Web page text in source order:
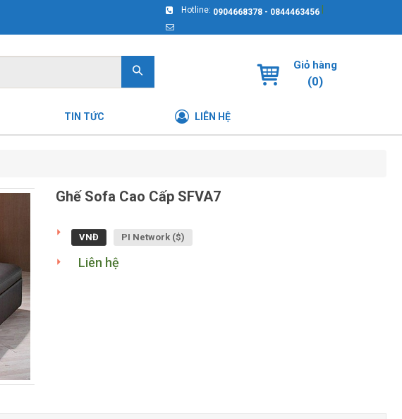
Hotline: 0904668378 - 0844463456
Giỏ hàng
(0)
TIN TỨC LIÊN HỆ
Ghế Sofa Cao Cấp SFVA7
VNĐ PI Network ($)
Liên hệ